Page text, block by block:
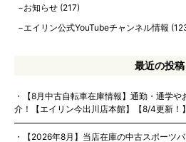
お知らせ (217)
エイリン公式YouTubeチャンネル情報
最近の投稿
【8月中古自転車在庫情報】通勤・通学
介！【エイリン今出川店本館】【8/4更新！】
【2026年8月】当店在庫の中古スポーツ